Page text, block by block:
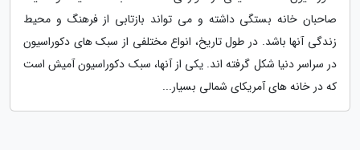
صاحبان خانه بستگی داشته و می تواند بازتابی از فرهنگ و محیط
زندگی آنها باشد. در طول تاریخ، انواع مختلفی از سبک های دکوراسیون
در سراسر دنیا شکل گرفته اند. یکی از آنها، سبک دکوراسیون آمیش است
که در خانه های آمریکای شمالی بسیار...